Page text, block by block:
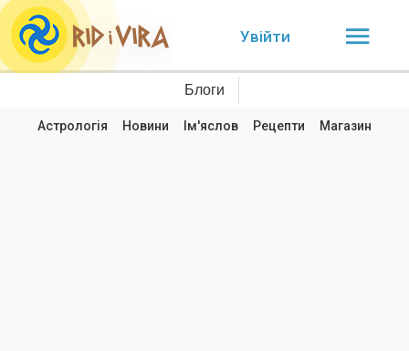
Увійти
Блоги
Астрологія Новини Ім'яслов Рецепти Магазин